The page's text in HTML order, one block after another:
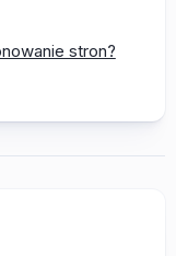
stron?